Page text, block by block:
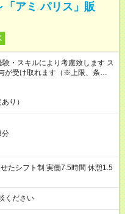
アミ パリス」販
・スキルにより考慮致します ス
が受け取れます（※上限、条件
り）
分
ください